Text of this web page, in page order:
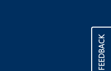
FEEDBACK